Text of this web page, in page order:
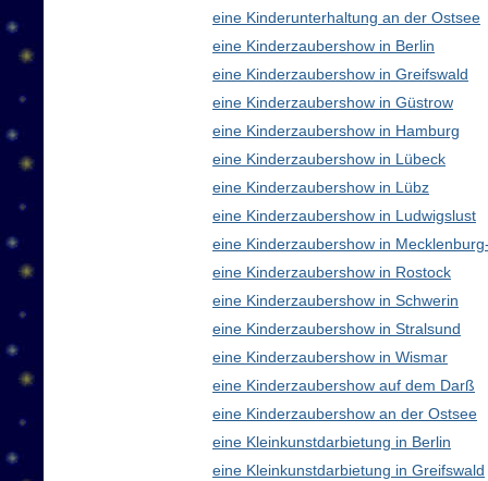
eine Kinderunterhaltung an der Ostsee
eine Kinderzaubershow in Berlin
eine Kinderzaubershow in Greifswald
eine Kinderzaubershow in Güstrow
eine Kinderzaubershow in Hamburg
eine Kinderzaubershow in Lübeck
eine Kinderzaubershow in Lübz
eine Kinderzaubershow in Ludwigslust
eine Kinderzaubershow in
eine Kinderzaubershow in Rostock
eine Kinderzaubershow in Schwerin
eine Kinderzaubershow in Stralsund
eine Kinderzaubershow in Wismar
eine Kinderzaubershow auf dem Darß
eine Kinderzaubershow an der Ostsee
eine Kleinkunstdarbietung in Berlin
eine Kleinkunstdarbietung in Greifswald